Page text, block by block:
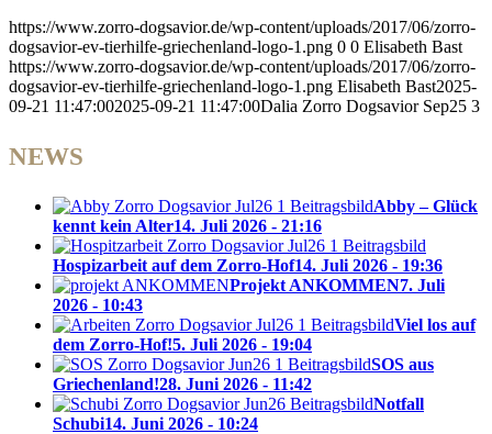
https://www.zorro-dogsavior.de/wp-content/uploads/2017/06/zorro-
dogsavior-ev-tierhilfe-griechenland-logo-1.png 0 0 Elisabeth Bast
https://www.zorro-dogsavior.de/wp-content/uploads/2017/06/zorro-
dogsavior-ev-tierhilfe-griechenland-logo-1.png Elisabeth Bast2025-
09-21 11:47:002025-09-21 11:47:00Dalia Zorro Dogsavior Sep25 3
NEWS
Abby – Glück
kennt kein Alter14. Juli 2026 - 21:16
Hospizarbeit auf dem Zorro-Hof14. Juli 2026 - 19:36
Projekt ANKOMMEN7. Juli
2026 - 10:43
Viel los auf
dem Zorro-Hof!5. Juli 2026 - 19:04
SOS aus
Griechenland!28. Juni 2026 - 11:42
Notfall
Schubi14. Juni 2026 - 10:24